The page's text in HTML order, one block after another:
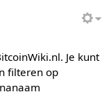
Je kunt
filteren op